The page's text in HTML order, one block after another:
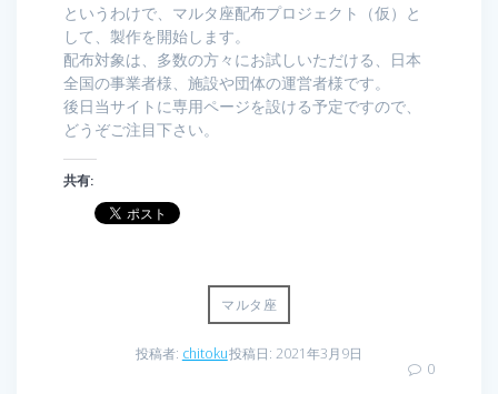
というわけで、マルタ座配布プロジェクト（仮）と
して、製作を開始します。
配布対象は、多数の方々にお試しいただける、日本
全国の事業者様、施設や団体の運営者様です。
後日当サイトに専用ページを設ける予定ですので、
どうぞご注目下さい。
共有:
マルタ座
投稿者: chitoku投稿日: 2021年3月9日
0